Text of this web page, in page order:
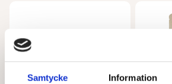
Samtycke Information